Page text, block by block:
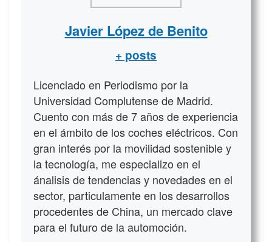
Javier López de Benito
+ posts
Licenciado en Periodismo por la
Universidad Complutense de Madrid.
Cuento con más de 7 años de experiencia
en el ámbito de los coches eléctricos. Con
gran interés por la movilidad sostenible y
la tecnología, me especializo en el
ánalisis de tendencias y novedades en el
sector, particulamente en los desarrollos
procedentes de China, un mercado clave
para el futuro de la automoción.